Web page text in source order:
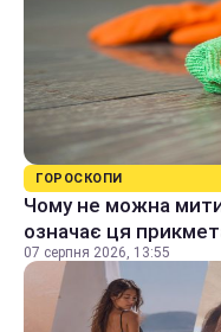
ГОРОСКОПИ
Чому не можна
означає ця
07 серпня 2026, 13:55